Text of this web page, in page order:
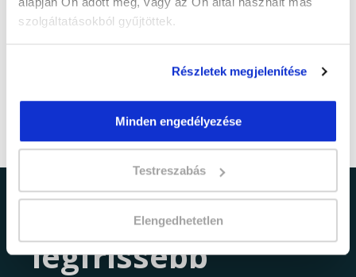
szolgáltatásokból gyűjtöttek.
Részletek megjelenítése
Minden engedélyezése
Testreszabás
Elengedhetetlen
Ne maradj le a
legfrissebb